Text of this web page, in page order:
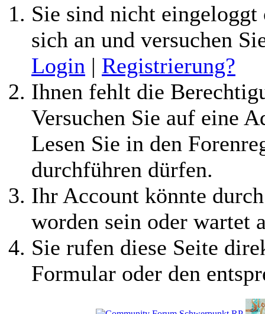
Sie sind nicht
sich an und versuchen
Login | Registrierung?
Ihnen fehlt die
Versuchen Sie auf eine
Lesen Sie in den
durchführen dürfen.
Ihr Account könnte
worden sein oder wartet
Sie rufen diese Seite
Formular oder den